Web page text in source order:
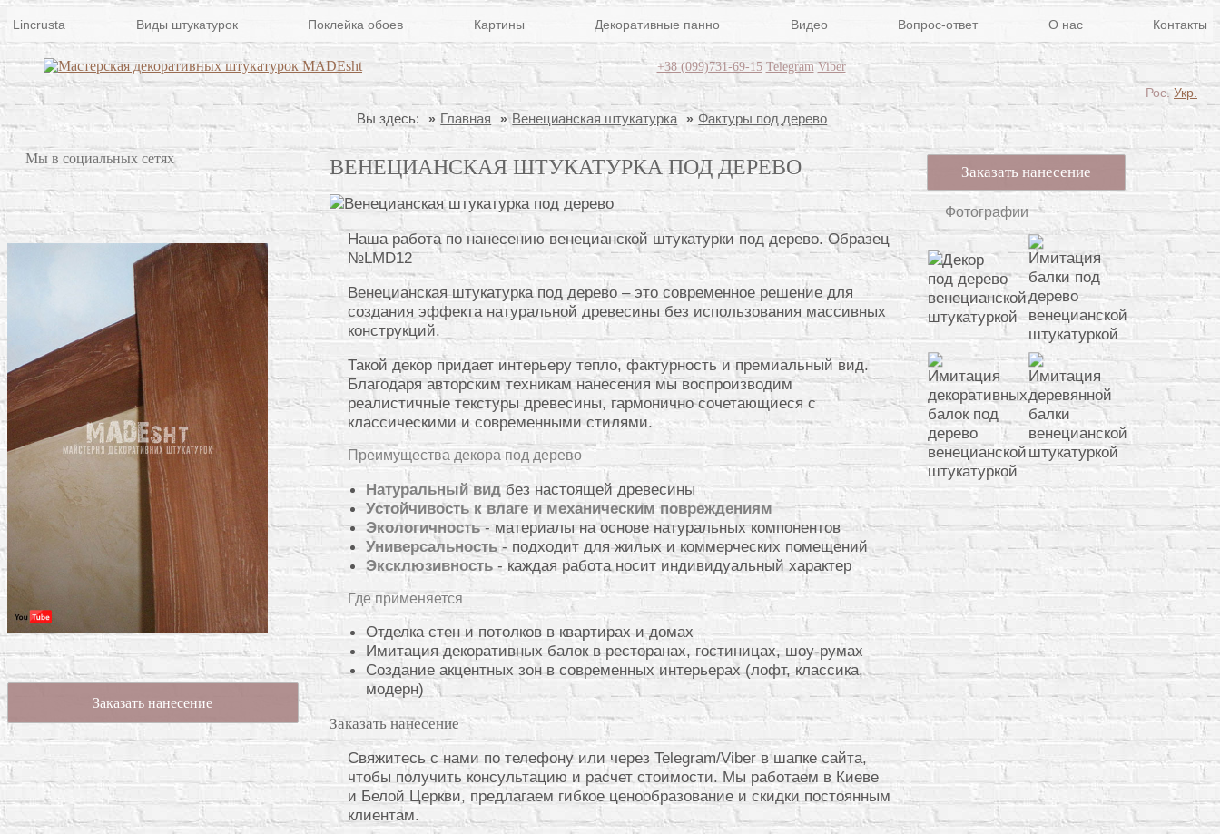
Lincrusta Виды штукатурок Поклейка обоев Картины Декоративные панно Видео Вопрос-ответ О нас Контакты
+38 (099)731-69-15 Telegram Viber
Вы здесь: Главная Венецианская штукатурка Фактуры под дерево
ВЕНЕЦИАНСКАЯ ШТУКАТУРКА ПОД ДЕРЕВО
Наша работа по нанесению венецианской штукатурки под дерево. Образец
№LMD12
Венецианская штукатурка под дерево – это современное решение для
создания эффекта натуральной древесины без использования массивных
конструкций.
Такой декор придает интерьеру тепло, фактурность и премиальный вид.
Благодаря авторским техникам нанесения мы воспроизводим
реалистичные текстуры древесины, гармонично сочетающиеся с
классическими и современными стилями.
Преимущества декора под дерево
Натуральный видбез настоящей древесины
Устойчивость к влаге и механическим повреждениям
Экологичность- материалы на основе натуральных компонентов
Универсальность- подходит для жилых и коммерческих помещений
Эксклюзивность - каждая работа носит индивидуальный характер
Где применяется
Отделка стен и потолков в квартирах и домах
Имитация декоративных балок в ресторанах, гостиницах, шоу-румах
Создание акцентных зон в современных интерьерах (лофт, классика,
модерн)
Заказать нанесение
Свяжитесь с нами по телефону или через Telegram/Viber в шапке сайта,
чтобы получить консультацию и расчет стоимости. Мы работаем в Киеве
и Белой Церкви, предлагаем гибкое ценообразование и скидки постоянным
клиентам.
Заказать нанесение
Фотографии
Мы в социальных сетях
Заказать нанесение
Рос. Укр.